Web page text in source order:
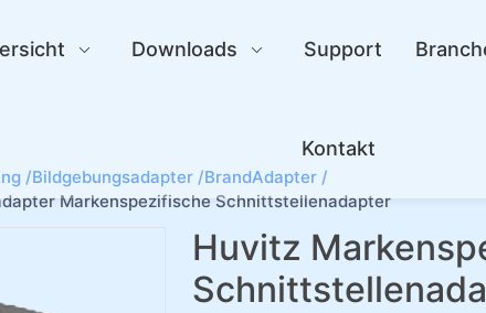
Downloads Support
Kontakt
/Bildgebungsadapter /BrandAdapter /
Markenspezifische Schnittstellenadapter
Huvitz